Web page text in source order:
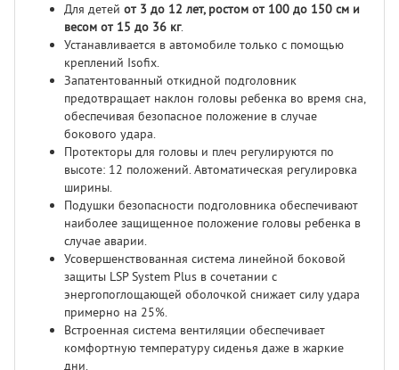
Для детей от 3 до 12 лет, ростом от 100 до 150 см и
весом от 15 до 36 кг.
Устанавливается в автомобиле только с помощью
креплений Isofix.
Запатентованный откидной подголовник
предотвращает наклон головы ребенка во время сна,
обеспечивая безопасное положение в случае
бокового удара.
Протекторы для головы и плеч регулируются по
высоте: 12 положений. Автоматическая регулировка
ширины.
Подушки безопасности подголовника обеспечивают
наиболее защищенное положение головы ребенка в
случае аварии.
Усовершенствованная система линейной боковой
защиты LSP System Plus в сочетании с
энергопоглощающей оболочкой снижает силу удара
примерно на 25%.
Встроенная система вентиляции обеспечивает
комфортную температуру сиденья даже в жаркие
дни.